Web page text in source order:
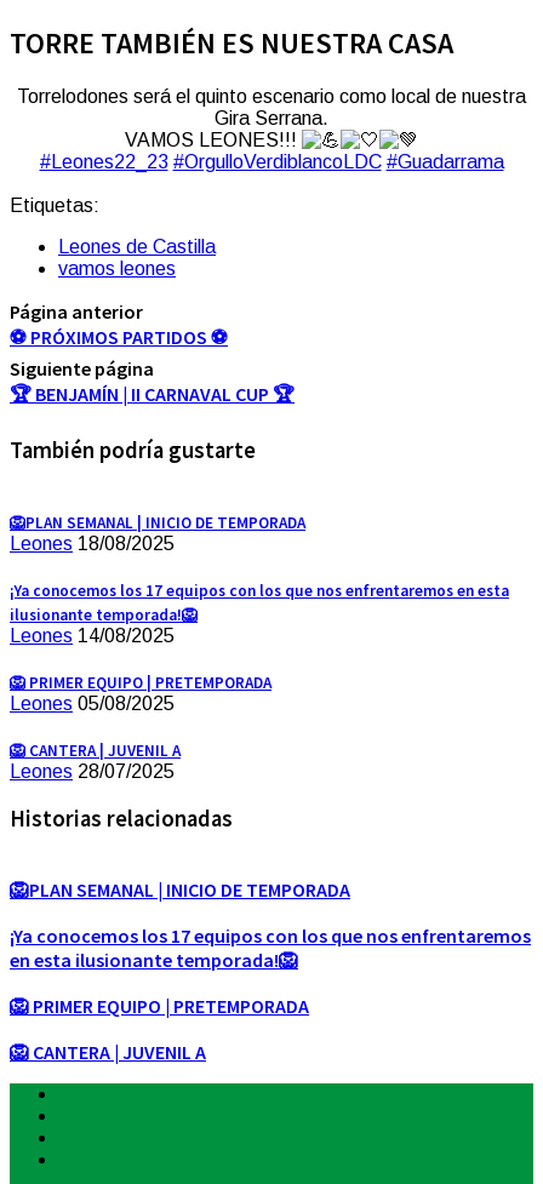
TORRE TAMBIÉN ES NUESTRA CASA
Torrelodones será el quinto escenario como local de nuestra
Gira Serrana.
VAMOS LEONES!!!
#Leones22_23 #OrgulloVerdiblancoLDC #Guadarrama
Etiquetas:
Leones de Castilla
vamos leones
Página anterior
⚽ PRÓXIMOS PARTIDOS ⚽
Siguiente página
🏆 BENJAMÍN | II CARNAVAL CUP 🏆
También podría gustarte
🦁PLAN SEMANAL | INICIO DE TEMPORADA
Leones 18/08/2025
¡Ya conocemos los 17 equipos con los que nos enfrentaremos en esta
ilusionante temporada!🦁
Leones 14/08/2025
🦁 PRIMER EQUIPO | PRETEMPORADA
Leones 05/08/2025
🦁 CANTERA | JUVENIL A
Leones 28/07/2025
Historias relacionadas
🦁PLAN SEMANAL | INICIO DE TEMPORADA
¡Ya conocemos los 17 equipos con los que nos enfrentaremos
en esta ilusionante temporada!🦁
🦁 PRIMER EQUIPO | PRETEMPORADA
🦁 CANTERA | JUVENIL A